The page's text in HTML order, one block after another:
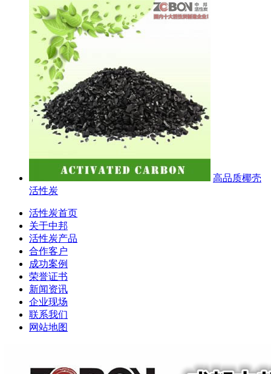
高品质椰壳
活性炭
活性炭首页
关于中邦
活性炭产品
合作客户
成功案例
荣誉证书
新闻资讯
企业现场
联系我们
网站地图